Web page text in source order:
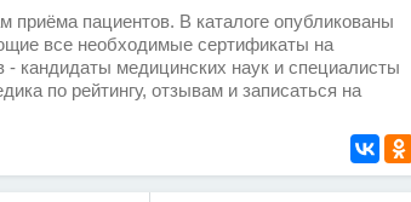
приёма пациентов. В каталоге опубликованы
все необходимые сертификаты на
- кандидаты медицинских наук и специалисты
по рейтингу, отзывам и записаться на